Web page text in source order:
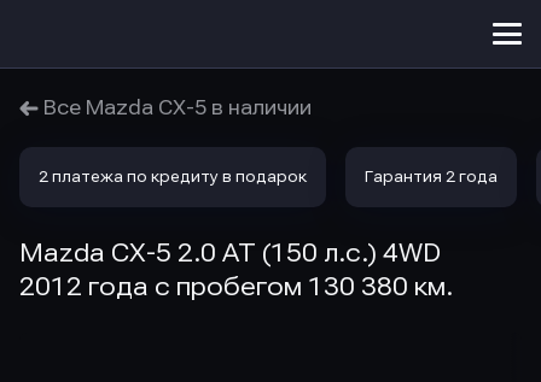
Все Mazda CX-5 в наличии
2 платежа по кредиту в подарок Гарантия 2 года
Mazda CX-5 2.0 AT (150 л.с.) 4WD
2012 года с пробегом 130 380 км.